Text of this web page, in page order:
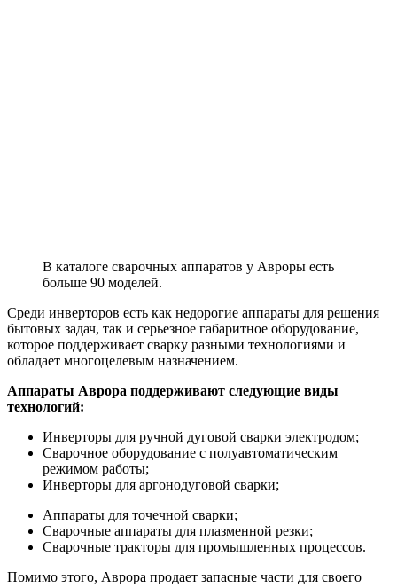
В каталоге сварочных аппаратов у Авроры есть
больше 90 моделей.
Среди инверторов есть как недорогие аппараты для решения
бытовых задач, так и серьезное габаритное оборудование,
которое поддерживает сварку разными технологиями и
обладает многоцелевым назначением.
Аппараты Аврора поддерживают следующие виды
технологий:
Инверторы для ручной дуговой сварки электродом;
Сварочное оборудование с полуавтоматическим
режимом работы;
Инверторы для аргонодуговой сварки;
Аппараты для точечной сварки;
Сварочные аппараты для плазменной резки;
Сварочные тракторы для промышленных процессов.
Помимо этого, Аврора продает запасные части для своего